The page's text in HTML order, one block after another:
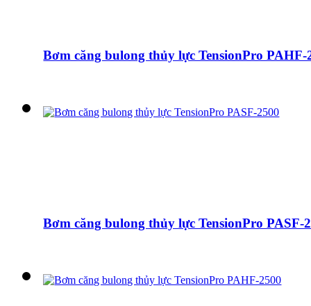
Bơm căng bulong thủy lực TensionPro PAHF-
Bơm căng bulong thủy lực TensionPro PASF-